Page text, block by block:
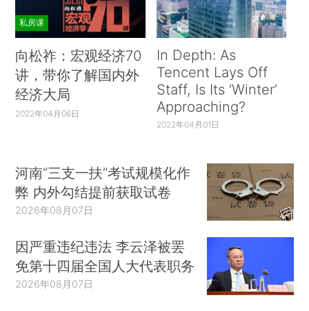
私房课
向松祚：宏观经济70
讲，带你了解国内外
经济大局
2022年04月06日
In Depth: As
Tencent Lays Off
Staff, Is Its ‘Winter’
Approaching?
2022年04月01日
河南“三支一扶”考试规模化作
弊 内外勾结提前获取试卷
2026年08月07日
因严重违纪违法 李云泽被罢
免第十四届全国人大代表职务
2026年08月07日